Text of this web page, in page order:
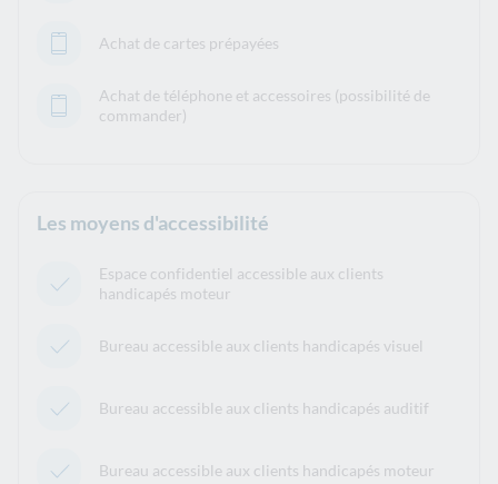
Achat de cartes prépayées
Achat de téléphone et accessoires (possibilité de
commander)
Les moyens d'accessibilité
Espace confidentiel accessible aux clients
handicapés moteur
Bureau accessible aux clients handicapés visuel
Bureau accessible aux clients handicapés auditif
Bureau accessible aux clients handicapés moteur